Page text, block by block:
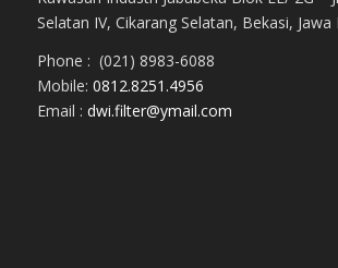
Selatan IV, Cikarang Selatan, Bekasi,
Phone : (021) 8983-6088
Mobile: 0812.8251.4956
Email : dwi.filter@ymail.com